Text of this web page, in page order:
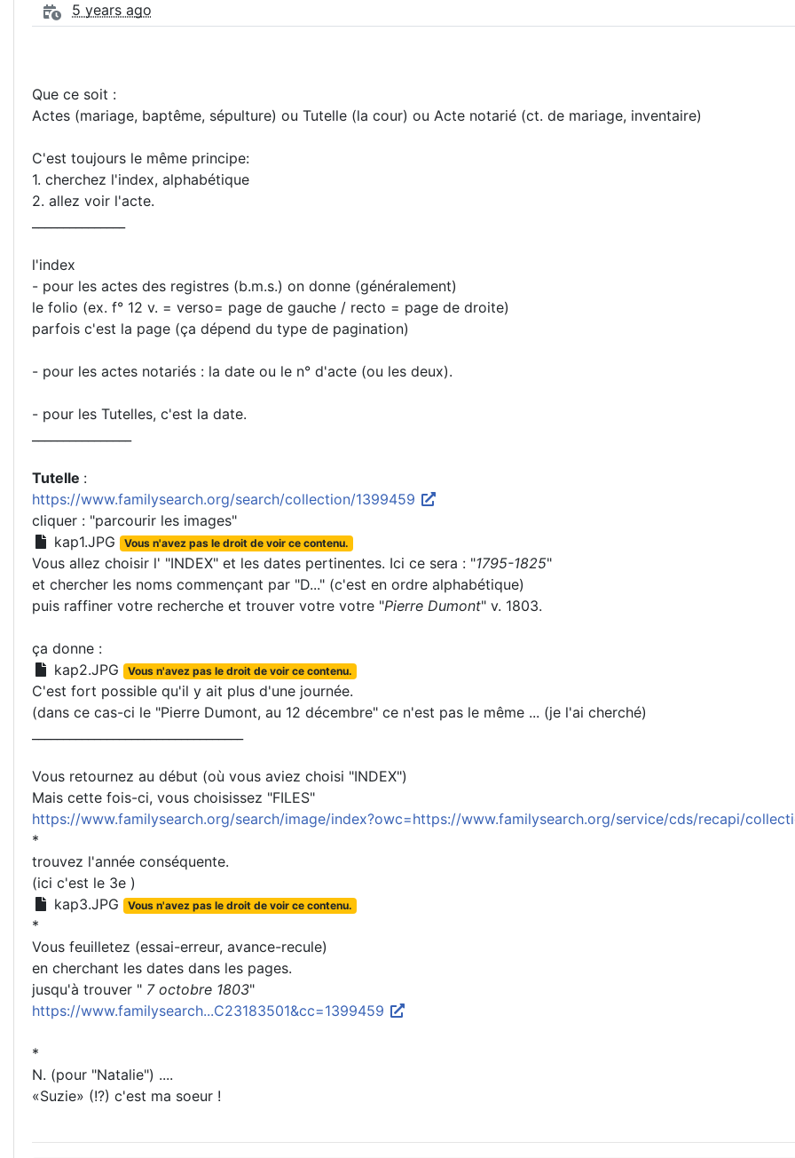
5 years ago
Que ce soit :
Actes (mariage, baptême, sépulture) ou Tutelle (la cour) ou Acte notarié (ct. de mariage, inventaire)
C'est toujours le même principe:
1. cherchez l'index, alphabétique
2. allez voir l'acte.
l'index
- pour les actes des registres (b.m.s.) on donne (généralement)
le folio (ex. f° 12 v. = verso= page de gauche / recto = page de droite)
parfois c'est la page (ça dépend du type de pagination)
- pour les actes notariés : la date ou le n° d'acte (ou les deux).
- pour les Tutelles, c'est la date.
Tutelle :
https://www.familysearch.org/search/collection/1399459
cliquer : "parcourir les images"
kap1.JPG
Vous n'avez pas le droit de voir ce contenu.
Vous allez choisir l' "INDEX" et les dates pertinentes. Ici ce sera : "1795-1825"
et chercher les noms commençant par "D..." (c'est en ordre alphabétique)
puis raffiner votre recherche et trouver votre votre "Pierre Dumont" v. 1803.
ça donne :
kap2.JPG
Vous n'avez pas le droit de voir ce contenu.
C'est fort possible qu'il y ait plus d'une journée.
(dans ce cas-ci le "Pierre Dumont, au 12 décembre" ce n'est pas le même ... (je l'ai cherché)
Vous retournez au début (où vous aviez choisi "INDEX")
Mais cette fois-ci, vous choisissez "FILES"
https://www.familysearch.org/search/image/index?owc=https://www.familysearch.org/service/cds/recapi/
*
trouvez l'année conséquente.
(ici c'est le 3e )
kap3.JPG
Vous n'avez pas le droit de voir ce contenu.
*
Vous feuilletez (essai-erreur, avance-recule)
en cherchant les dates dans les pages.
jusqu'à trouver " 7 octobre 1803"
https://www.familysearch...C23183501&cc=1399459
*
N. (pour "Natalie") ....
«Suzie» (!?) c'est ma soeur !